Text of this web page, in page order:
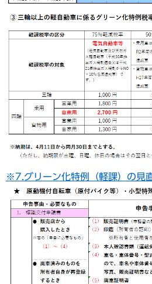
※7.グリーン化特例（軽課）の見